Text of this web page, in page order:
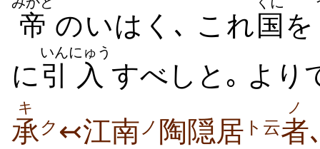
帝 のいはく､ これ 国 を
に引
いん
入
にゅう
すべしと｡ より
承
キ
ク ↢江南 ノ 陶隠居 ト云者
ノ